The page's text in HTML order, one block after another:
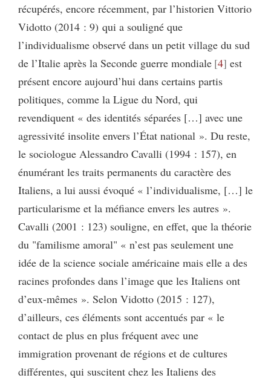
récupérés, encore récemment, par l’historien Vittorio
Vidotto (2014 : 9) qui a souligné que
l’individualisme observé dans un petit village du sud
de l’Italie après la Seconde guerre mondiale 4 est
présent encore aujourd’hui dans certains partis
politiques, comme la Ligue du Nord, qui
revendiquent « des identités séparées […] avec une
agressivité insolite envers l’État national ». Du reste,
le sociologue Alessandro Cavalli (1994 : 157), en
énumérant les traits permanents du caractère des
Italiens, a lui aussi évoqué « l’individualisme, […] le
particularisme et la méfiance envers les autres ».
Cavalli (2001 : 123) souligne, en effet, que la théorie
du "familisme amoral" « n’est pas seulement une
idée de la science sociale américaine mais elle a des
racines profondes dans l’image que les Italiens ont
d’eux-mêmes ». Selon Vidotto (2015 : 127),
d’ailleurs, ces éléments sont accentués par « le
contact de plus en plus fréquent avec une
immigration provenant de régions et de cultures
différentes, qui suscitent chez les Italiens des